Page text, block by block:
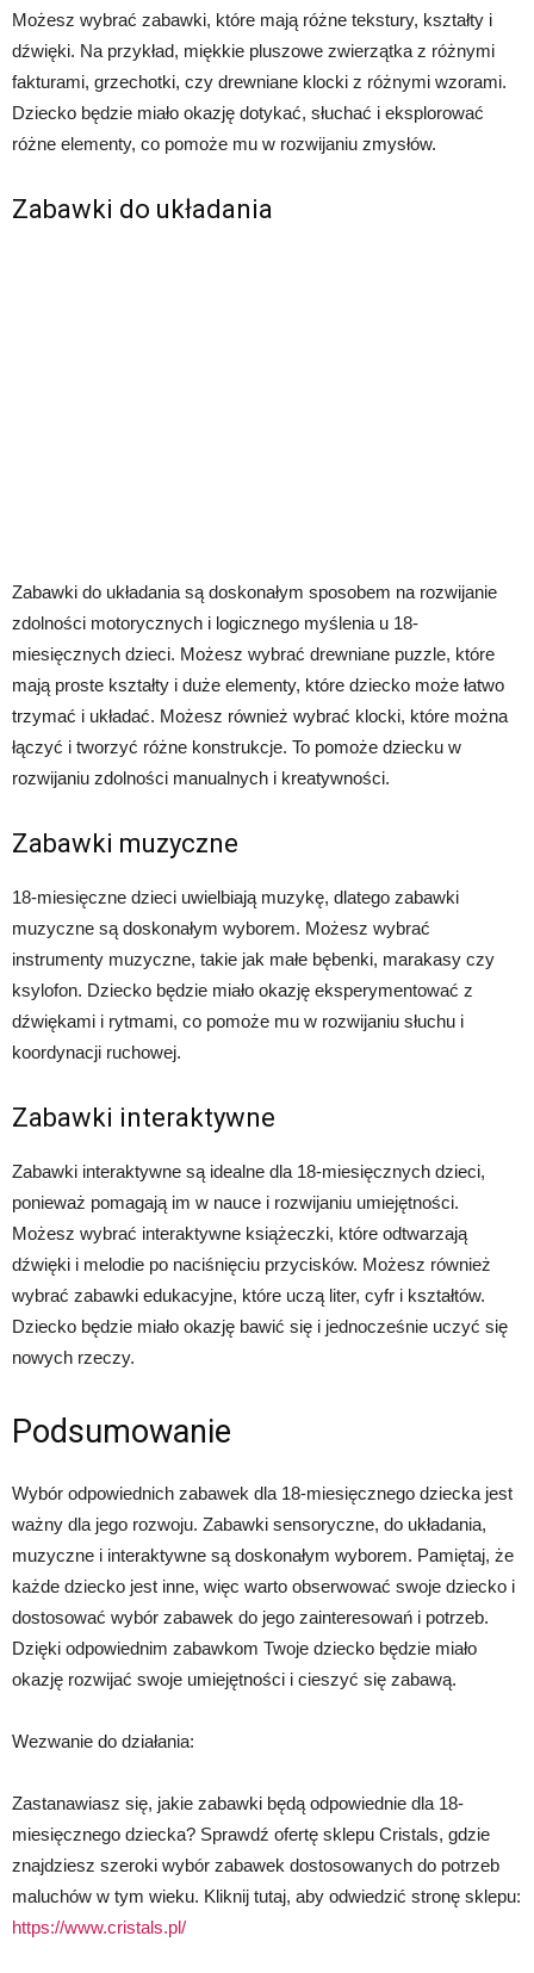
Możesz wybrać zabawki, które mają różne tekstury, kształty i
dźwięki. Na przykład, miękkie pluszowe zwierzątka z różnymi
fakturami, grzechotki, czy drewniane klocki z różnymi wzorami.
Dziecko będzie miało okazję dotykać, słuchać i eksplorować
różne elementy, co pomoże mu w rozwijaniu zmysłów.
Zabawki do układania
Zabawki do układania są doskonałym sposobem na rozwijanie
zdolności motorycznych i logicznego myślenia u 18-
miesięcznych dzieci. Możesz wybrać drewniane puzzle, które
mają proste kształty i duże elementy, które dziecko może łatwo
trzymać i układać. Możesz również wybrać klocki, które można
łączyć i tworzyć różne konstrukcje. To pomoże dziecku w
rozwijaniu zdolności manualnych i kreatywności.
Zabawki muzyczne
18-miesięczne dzieci uwielbiają muzykę, dlatego zabawki
muzyczne są doskonałym wyborem. Możesz wybrać
instrumenty muzyczne, takie jak małe bębenki, marakasy czy
ksylofon. Dziecko będzie miało okazję eksperymentować z
dźwiękami i rytmami, co pomoże mu w rozwijaniu słuchu i
koordynacji ruchowej.
Zabawki interaktywne
Zabawki interaktywne są idealne dla 18-miesięcznych dzieci,
ponieważ pomagają im w nauce i rozwijaniu umiejętności.
Możesz wybrać interaktywne książeczki, które odtwarzają
dźwięki i melodie po naciśnięciu przycisków. Możesz również
wybrać zabawki edukacyjne, które uczą liter, cyfr i kształtów.
Dziecko będzie miało okazję bawić się i jednocześnie uczyć się
nowych rzeczy.
Podsumowanie
Wybór odpowiednich zabawek dla 18-miesięcznego dziecka jest
ważny dla jego rozwoju. Zabawki sensoryczne, do układania,
muzyczne i interaktywne są doskonałym wyborem. Pamiętaj, że
każde dziecko jest inne, więc warto obserwować swoje dziecko i
dostosować wybór zabawek do jego zainteresowań i potrzeb.
Dzięki odpowiednim zabawkom Twoje dziecko będzie miało
okazję rozwijać swoje umiejętności i cieszyć się zabawą.
Wezwanie do działania:
Zastanawiasz się, jakie zabawki będą odpowiednie dla 18-
miesięcznego dziecka? Sprawdź ofertę sklepu Cristals, gdzie
znajdziesz szeroki wybór zabawek dostosowanych do potrzeb
maluchów w tym wieku. Kliknij tutaj, aby odwiedzić stronę sklepu:
https://www.cristals.pl/